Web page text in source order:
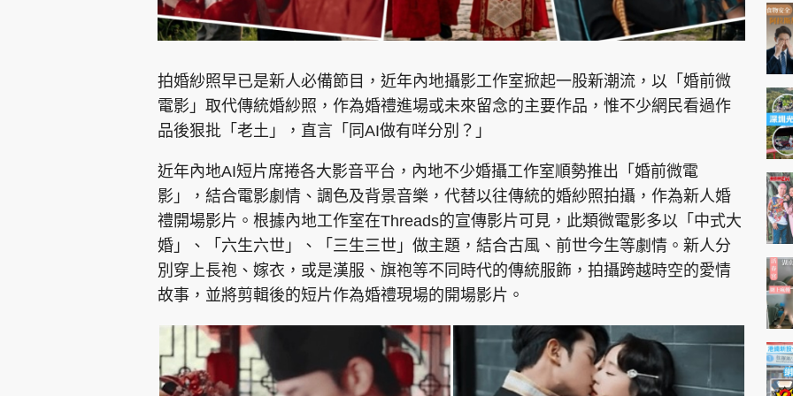
拍婚紗照早已是新人必備節目，近年內地攝影工作室掀起一股新潮流，以「婚前微
電影」取代傳統婚紗照，作為婚禮進場或未來留念的主要作品，惟不少網民看過作
品後狠批「老土」，直言「同AI做有咩分別？」
近年內地AI短片席捲各大影音平台，內地不少婚攝工作室順勢推出「婚前微電
影」，結合電影劇情、調色及背景音樂，代替以往傳統的婚紗照拍攝，作為新人婚
禮開場影片。根據內地工作室在Threads的宣傳影片可見，此類微電影多以「中式大
婚」、「六生六世」、「三生三世」做主題，結合古風、前世今生等劇情。新人分
別穿上長袍、嫁衣，或是漢服、旗袍等不同時代的傳統服飾，拍攝跨越時空的愛情
故事，並將剪輯後的短片作為婚禮現場的開場影片。